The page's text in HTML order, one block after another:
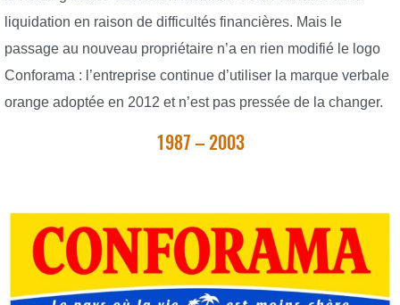
liquidation en raison de difficultés financières. Mais le
passage au nouveau propriétaire n’a en rien modifié le logo
Conforama : l’entreprise continue d’utiliser la marque verbale
orange adoptée en 2012 et n’est pas pressée de la changer.
1987 – 2003